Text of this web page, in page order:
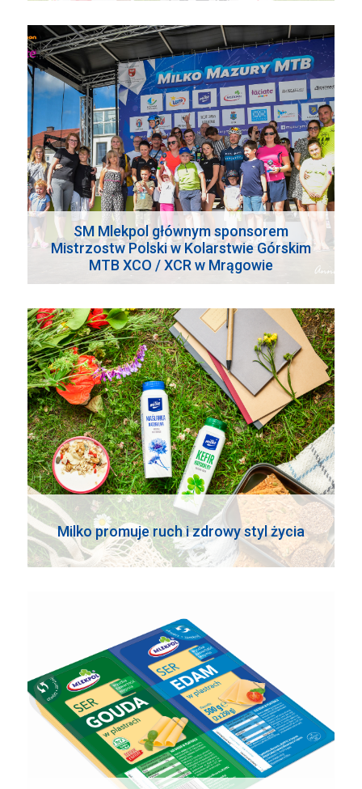
SM Mlekpol głównym sponsorem
Mistrzostw Polski w Kolarstwie Górskim
MTB XCO / XCR w Mrągowie
Milko promuje ruch i zdrowy styl życia